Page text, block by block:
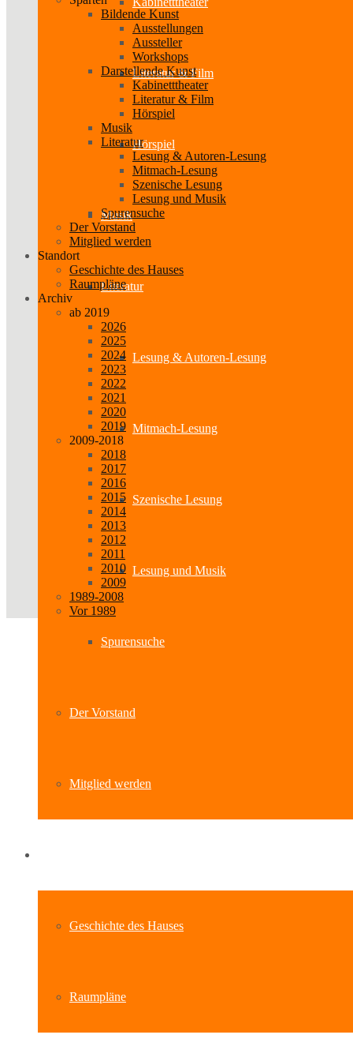
Literatur & Film
Hörspiel
Musik
Literatur
Lesung & Autoren-Lesung
Mitmach-Lesung
Szenische Lesung
Lesung und Musik
Spurensuche
Der Vorstand
Mitglied werden
Geschichte des Hauses
Raumpläne
Bildende Kunst
Ausstellungen
Aussteller
Workshops
Darstellende Kunst
Kabinetttheater
Literatur & Film
Hörspiel
Musik
Literatur
Lesung & Autoren-Lesung
Mitmach-Lesung
Szenische Lesung
Lesung und Musik
Spurensuche
Der Vorstand
Mitglied werden
Standort
Geschichte des Hauses
Raumpläne
Archiv
ab 2019
2026
2025
2024
2023
2022
2021
2020
2019
2009-2018
2018
2017
2016
2015
2014
2013
2012
2011
2010
2009
1989-2008
Vor 1989